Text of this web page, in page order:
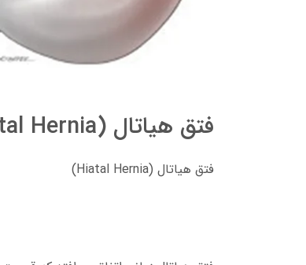
فتق هیاتال (Hiatal Hernia)
فتق هیاتال (Hiatal Hernia)